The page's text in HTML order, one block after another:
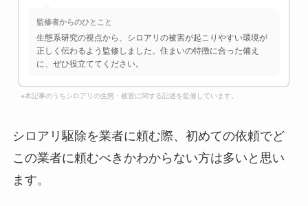
監修者からのひとこと
生態系研究の視点から、シロアリの被害が起こりやすい環境が
正しく伝わるよう監修しました。住まいの特徴に合った備え
に、ぜひ役立ててください。
※本記事のうちシロアリの生態・被害に関する記述を監修しています。
シロアリ駆除を業者に頼む際、初めての依頼でど
この業者に頼むべきかわからない方は多いと思い
ます。